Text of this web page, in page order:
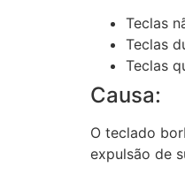
Teclas
Teclas
Teclas
Causa:
O teclado
expulsão de